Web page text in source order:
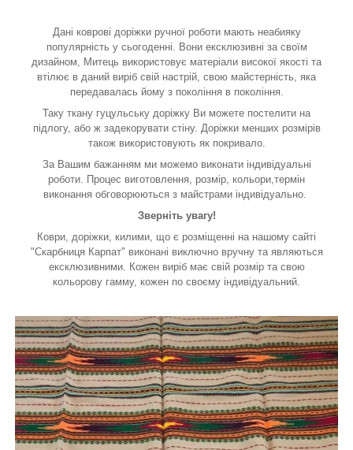
Дані коврові доріжки ручної роботи мають неабияку
популярність у сьогоденні. Вони ексклюзивні за своїм
дизайном, Митець використовує матеріали високої якості та
втілює в даний виріб свій настрій, свою майстерність, яка
передавалась йому з покоління в покоління.
Таку ткану гуцульську доріжку Ви можете постелити на
підлогу, або ж задекорувати стіну. Доріжки менших розмірів
також використовують як покривало.
За Вашим бажанням ми можемо виконати індивідуальні
роботи. Процес виготовлення, розмір, кольори,термін
виконання обговорюються з майстрами індивідуально.
Зверніть увагу!
Коври, доріжки, килими, що є розміщенні на нашому сайті
"Скарбниця Карпат" виконані виключно вручну та являються
ексклюзивними. Кожен виріб має свій розмір та свою
кольорову гамму, кожен по своєму індивідуальний.